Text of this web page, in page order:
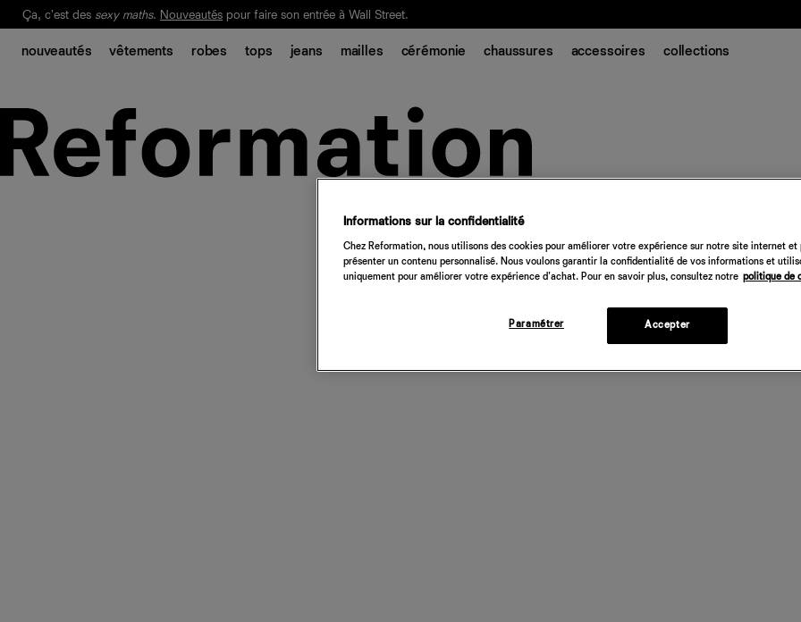
Notre Bilan Responsable 2025 est ici. Lisez-le
Ça, c'est des sexy maths. Nouveautés pour faire son entrée à Wall Street.
nouveautés vêtements robes tops jeans mailles cérémonie chaussures accessoires collections
Informations sur la confidentialité
Chez Reformation, nous utilisons des cookies pour améliorer votre expérience sur notre site internet et
présenter un contenu personnalisé. Nous voulons garantir la confidentialité de vos informations et
uniquement pour améliorer votre expérience d'achat. Pour en savoir plus, consultez notre politique de
Paramétrer Accepter